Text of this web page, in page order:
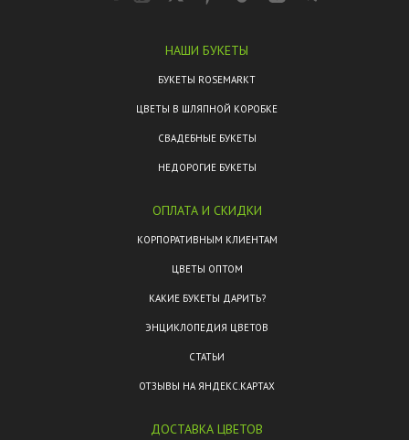
НАШИ БУКЕТЫ
БУКЕТЫ ROSEMARKT
ЦВЕТЫ В ШЛЯПНОЙ КОРОБКЕ
СВАДЕБНЫЕ БУКЕТЫ
НЕДОРОГИЕ БУКЕТЫ
ОПЛАТА И СКИДКИ
КОРПОРАТИВНЫМ КЛИЕНТАМ
ЦВЕТЫ ОПТОМ
КАКИЕ БУКЕТЫ ДАРИТЬ?
ЭНЦИКЛОПЕДИЯ ЦВЕТОВ
СТАТЬИ
ОТЗЫВЫ НА ЯНДЕКС.КАРТАХ
ДОСТАВКА ЦВЕТОВ